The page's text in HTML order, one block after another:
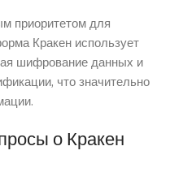
приоритетом для
Кракен использует
шифрование данных и
что значительно
о Кракен